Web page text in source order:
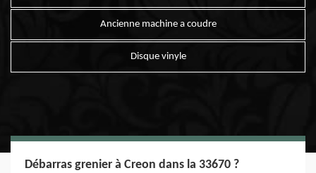
Ancienne machine a coudre
Disque vinyle
Débarras grenier à Creon dans la 33670 ?